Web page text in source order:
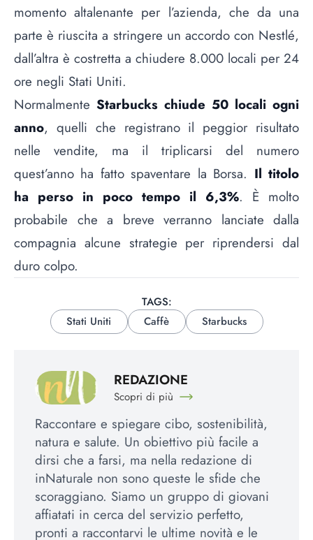
momento altalenante per l’azienda, che da una
parte è riuscita a stringere un accordo con Nestlé,
dall’altra è costretta a chiudere 8.000 locali per 24
ore negli Stati Uniti.
Normalmente Starbucks chiude 50 locali ogni
anno, quelli che registrano il peggior risultato
nelle vendite, ma il triplicarsi del numero
quest’anno ha fatto spaventare la Borsa. Il titolo
ha perso in poco tempo il 6,3%. È molto
probabile che a breve verranno lanciate dalla
compagnia alcune strategie per riprendersi dal
duro colpo.
TAGS:
Stati Uniti
Caffè Starbucks
REDAZIONE
Scopri di più
Raccontare e spiegare cibo, sostenibilità,
natura e salute. Un obiettivo più facile a
dirsi che a farsi, ma nella redazione di
inNaturale non sono queste le sfide che
scoraggiano. Siamo un gruppo di giovani
affiatati in cerca del servizio perfetto,
pronti a raccontarvi le ultime novità e le